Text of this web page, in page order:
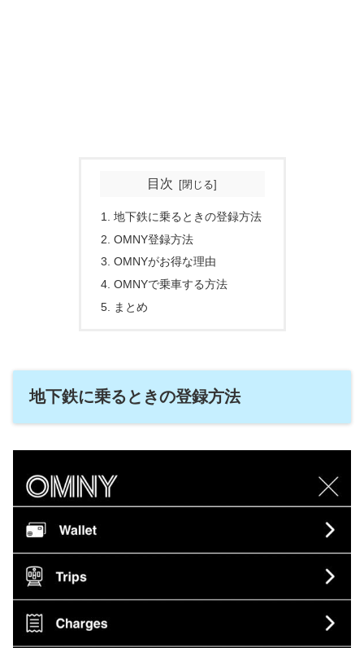
目次
地下鉄に乗るときの登録方法
OMNY登録方法
OMNYがお得な理由
OMNYで乗車する方法
まとめ
地下鉄に乗るときの登録方法